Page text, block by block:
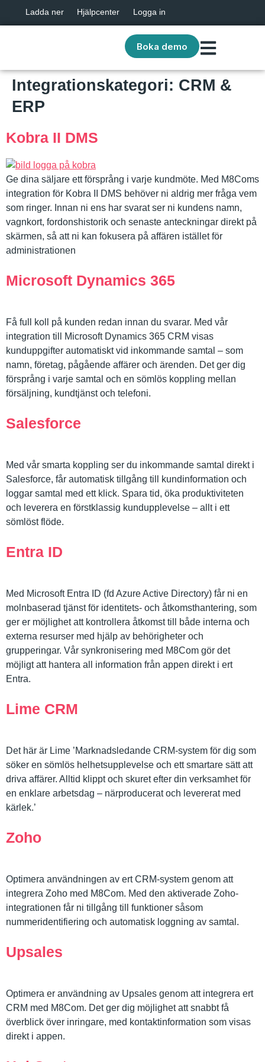
Ladda ner Hjälpcenter Logga in
Boka demo
Integrationskategori: CRM &
ERP
Kobra II DMS
Ge dina säljare ett försprång i varje kundmöte. Med M8Coms
integration för Kobra II DMS behöver ni aldrig mer fråga vem
som ringer. Innan ni ens har svarat ser ni kundens namn,
vagnkort, fordonshistorik och senaste anteckningar direkt på
skärmen, så att ni kan fokusera på affären istället för
administrationen
Microsoft Dynamics 365
Få full koll på kunden redan innan du svarar. Med vår
integration till Microsoft Dynamics 365 CRM visas
kunduppgifter automatiskt vid inkommande samtal – som
namn, företag, pågående affärer och ärenden. Det ger dig
försprång i varje samtal och en sömlös koppling mellan
försäljning, kundtjänst och telefoni.
Salesforce
Med vår smarta koppling ser du inkommande samtal direkt i
Salesforce, får automatisk tillgång till kundinformation och
loggar samtal med ett klick. Spara tid, öka produktiviteten
och leverera en förstklassig kundupplevelse – allt i ett
sömlöst flöde.
Entra ID
Med Microsoft Entra ID (fd Azure Active Directory) får ni en
molnbaserad tjänst för identitets- och åtkomsthantering, som
ger er möjlighet att kontrollera åtkomst till både interna och
externa resurser med hjälp av behörigheter och
grupperingar. Vår synkronisering med M8Com gör det
möjligt att hantera all information från appen direkt i ert
Entra.
Lime CRM
Det här är Lime ’Marknadsledande CRM-system för dig som
söker en sömlös helhetsupplevelse och ett smartare sätt att
driva affärer. Alltid klippt och skuret efter din verksamhet för
en enklare arbetsdag – närproducerat och levererat med
kärlek.’
Zoho
Optimera användningen av ert CRM-system genom att
integrera Zoho med M8Com. Med den aktiverade Zoho-
integrationen får ni tillgång till funktioner såsom
nummeridentifiering och automatisk loggning av samtal.
Upsales
Optimera er användning av Upsales genom att integrera ert
CRM med M8Com. Det ger dig möjlighet att snabbt få
överblick över inringare, med kontaktinformation som visas
direkt i appen.